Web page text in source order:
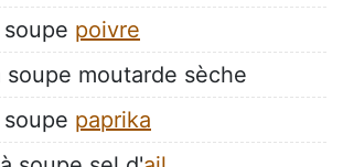
poivre
soupe moutarde sèche
paprika